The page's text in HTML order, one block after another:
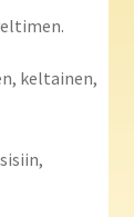
keltainen,